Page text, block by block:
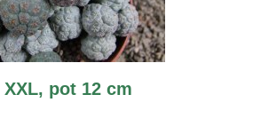
pot 12 cm